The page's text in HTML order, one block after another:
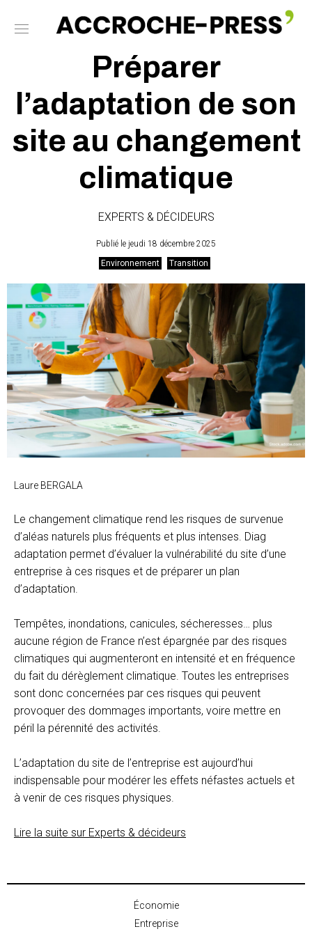
Préparer
l’adaptation de son
site au changement
climatique
EXPERTS & DÉCIDEURS
Publié le jeudi 18 décembre 2025
Environnement
Transition
Laure BERGALA
Le changement climatique rend les risques de survenue
d’aléas naturels plus fréquents et plus intenses. Diag
adaptation permet d’évaluer la vulnérabilité du site d’une
entreprise à ces risques et de préparer un plan
d’adaptation.
Tempêtes, inondations, canicules, sécheresses… plus
aucune région de France n’est épargnée par des risques
climatiques qui augmenteront en intensité et en fréquence
du fait du dérèglement climatique. Toutes les entreprises
sont donc concernées par ces risques qui peuvent
provoquer des dommages importants, voire mettre en
péril la pérennité des activités.
L’adaptation du site de l’entreprise est aujourd’hui
indispensable pour modérer les effets néfastes actuels et
à venir de ces risques physiques.
Lire la suite sur Experts & décideurs
Économie
Entreprise